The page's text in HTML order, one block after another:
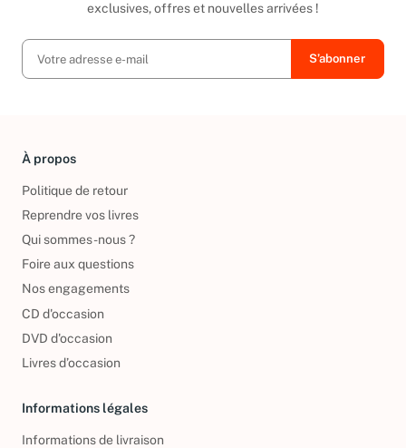
exclusives, offres et nouvelles arrivées !
À propos
Politique de retour
Reprendre vos livres
Qui sommes-nous ?
Foire aux questions
Nos engagements
CD d'occasion
DVD d'occasion
Livres d’occasion
Informations légales
Informations de livraison